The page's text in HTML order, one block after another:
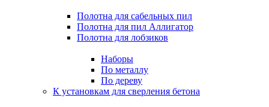
Полотна для сабельных пил
Полотна для пил Аллигатор
Полотна для лобзиков
Наборы
По металлу
По дереву
К установкам для сверления бетона